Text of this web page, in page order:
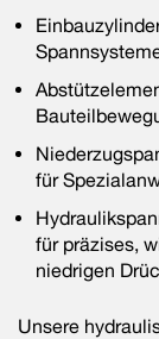
für
für präzises,
niedrigen
Unsere